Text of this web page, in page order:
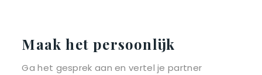
Maak het persoonlijk
Ga het gesprek aan en vertel je partner